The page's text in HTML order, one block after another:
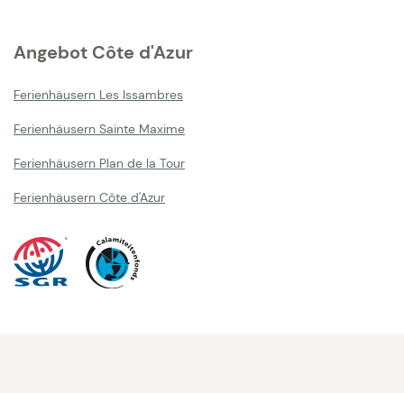
Angebot Côte d'Azur
Ferienhäusern Les Issambres
Ferienhäusern Sainte Maxime
Ferienhäusern Plan de la Tour
Ferienhäusern Côte d'Azur